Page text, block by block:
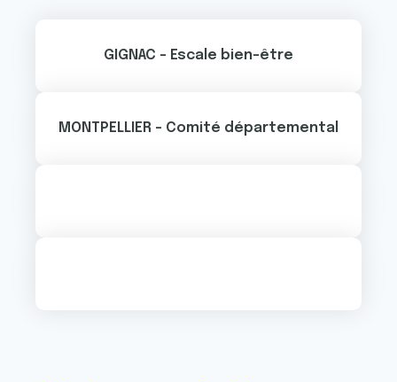
GIGNAC - Escale bien-être
MONTPELLIER - Comité départemental